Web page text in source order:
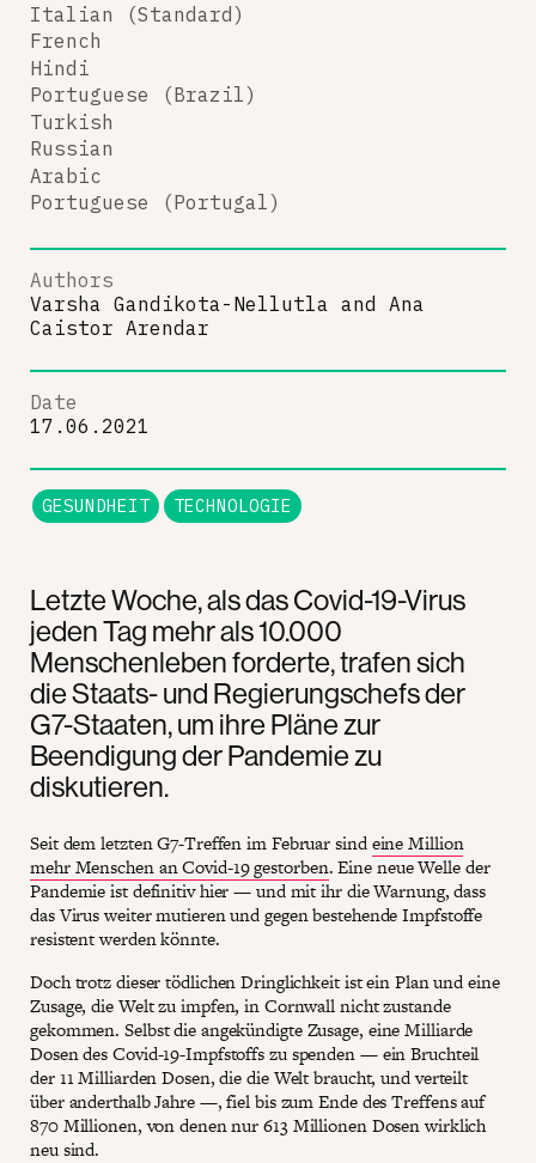
Letzte Woche, als das Covid-19-Virus
jeden Tag mehr als 10.000
Menschenleben forderte, trafen sich
die Staats- und Regierungschefs der
G7-Staaten, um ihre Pläne zur
Beendigung der Pandemie zu
diskutieren.
Seit dem letzten G7-Treffen im Februar sindeine Million
mehr Menschen an Covid-19 gestorben. Eine neue Welle der
Pandemie ist definitiv hier — und mit ihr die Warnung, dass
das Virus weiter mutieren und gegen bestehende Impfstoffe
resistent werden könnte.
Doch trotz dieser tödlichen Dringlichkeit ist ein Plan und eine
Zusage, die Welt zu impfen, in Cornwall nicht zustande
gekommen. Selbst die angekündigte Zusage, eine Milliarde
Dosen des Covid-19-Impfstoffs zu spenden — ein Bruchteil
der 11 Milliarden Dosen, die die Welt braucht, und verteilt
über anderthalb Jahre —, fiel bis zum Ende des Treffens auf
870 Millionen, von denen nur 613 Millionen Dosen wirklich
neu sind.
Italian (Standard)
French
Hindi
Portuguese (Brazil)
Turkish
Russian
Arabic
Portuguese (Portugal)
Authors
Varsha Gandikota-Nellutla and Ana
Caistor Arendar
Date
17.06.2021
GESUNDHEIT TECHNOLOGIE